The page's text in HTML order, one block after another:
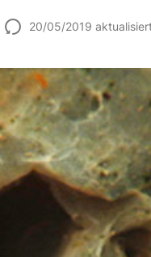
20/05/2019